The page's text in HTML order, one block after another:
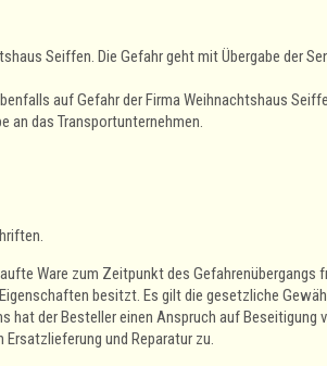
Seiffen. Die Gefahr geht mit Übergabe der
auf Gefahr der Firma Weihnachtshaus
an das Transportunternehmen.
Ware zum Zeitpunkt des Gefahrenübergangs
besitzt. Es gilt die gesetzliche
hat der Besteller einen Anspruch auf Beseitigung
und Reparatur zu.